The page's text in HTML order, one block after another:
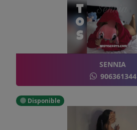
SENNIA
906361344
Disponible